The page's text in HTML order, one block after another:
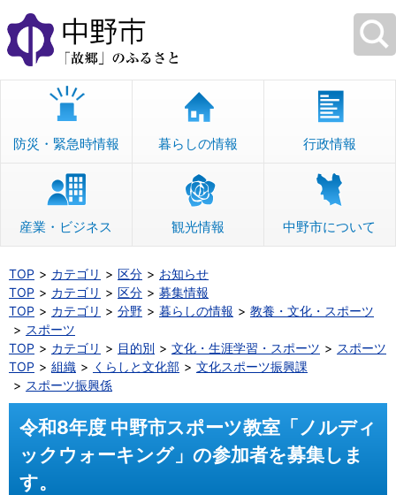
本
文
へ
移
防災・緊急時情報 暮らしの情報 行政情報
産業・ビジネス 観光情報 中野市について
TOP カテゴリ 区分
お知らせ
TOP
カテゴリ 区分
募集情報
TOP
カテゴリ 分野 暮らしの情報
教養・文化・スポーツ
スポーツ
TOP
カテゴリ 目的別 文化・生涯学習・スポーツ
スポーツ
TOP
組織 くらしと文化部
文化スポーツ振興課
スポーツ振興係
令和8年度 中野市スポーツ教室「ノルディ
ックウォーキング」の参加者を募集しま
す。